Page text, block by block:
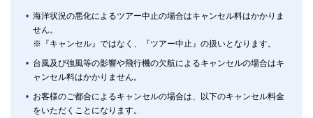
海洋状況の悪化によるツアー中止の場合はキャンセル料はかかりま
せん。
※『キャンセル』ではなく、『ツアー中止』の扱いとなります。
台風及び強風等の影響や飛行機の欠航によるキャンセルの場合はキ
ャンセル料はかかりません。
お客様のご都合によるキャンセルの場合は、以下のキャンセル料金
をいただくことになります。